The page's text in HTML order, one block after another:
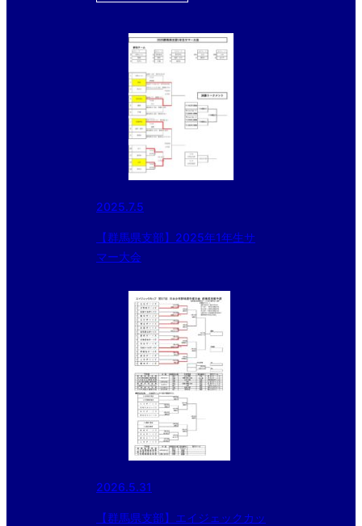
2025.7.5
【群馬県支部】2025年1年生サ
マー大会
2026.5.31
【群馬県支部】エイジェックカッ